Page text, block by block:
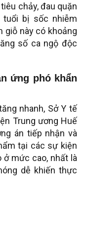
chảy, đau quặn
bị sốc nhiễm
giỗ này có khoảng
số ca ngộ độc
ứng phó khẩn
nhanh, Sở Y tế
Trung ương Huế
án tiếp nhận và
tại các sự kiện
mức cao, nhất là
dễ khiến thực